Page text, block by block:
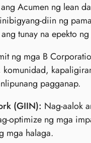
Acumen ng lean
diin ng
tunay na epekto
ng mga B
komunidad,
pagganap.
(GIIN): Nag-aalok
optimize ng mga
mga halaga.